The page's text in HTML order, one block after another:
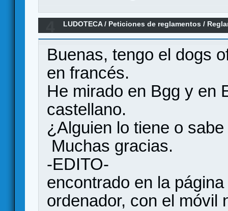
LUDOTECA/ Peticiones de reglamentos /
Buenas, tengo el dogs
en francés.
He mirado en Bgg y en
castellano.
¿Alguien lo tiene o
Muchas gracias.
-EDITO-
encontrado en la
ordenador, con el móvil